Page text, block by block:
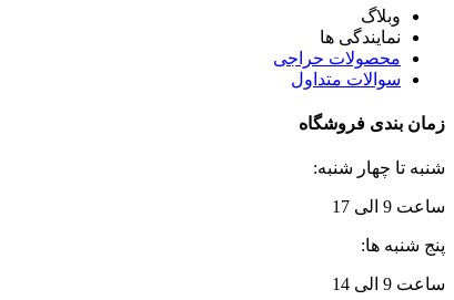
وبلاگ
نمایندگی ها
محصولات حراجی
سوالات متداول
زمان بندی فروشگاه
شنبه تا چهار شنبه:
ساعت 9 الی 17
پنج شنبه ها:
ساعت 9 الی 14